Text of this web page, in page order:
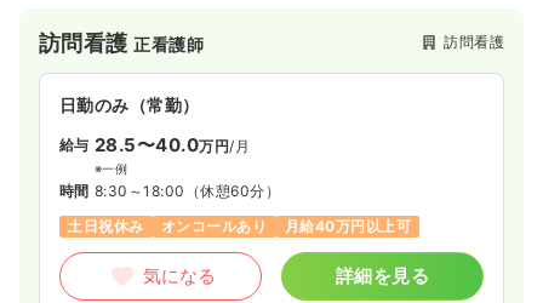
訪問看護正看護師 訪問看護
日勤のみ（常勤）
給与 28.5〜40.0万円/月
※一例
時間 8:30～18:00 （休憩60分）
土日祝休み
オンコールあり 月給40万円以上可
気になる 詳細を見る